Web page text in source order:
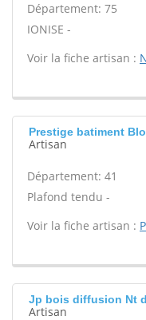
Département: 75
IONISE -
Voir la fiche artisan :
Prestige batiment
Artisan
Département: 41
Plafond tendu -
Voir la fiche artisan :
Jp bois diffusion Nt
Artisan